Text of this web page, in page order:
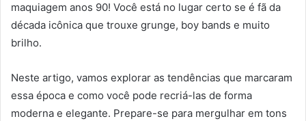
maquiagem anos 90! Você está no lugar certo se é fã da
década icônica que trouxe grunge, boy bands e muito
brilho.
Neste artigo, vamos explorar as tendências que marcaram
essa época e como você pode recriá-las de forma
moderna e elegante. Prepare-se para mergulhar em tons